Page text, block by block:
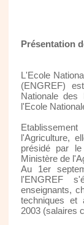
Présentation
L'Ecole
(ENGREF)
Nationale
l'Ecole
l'Agriculture,
présidé par
Ministère de
Au 1er
l'ENGREF
enseignants,
techniques et
2003 (salaires